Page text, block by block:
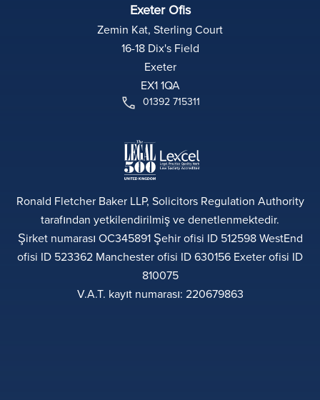
Exeter Ofis
Zemin Kat, Sterling Court
16-18 Dix's Field
Exeter
EX1 1QA
01392 715311
Ronald Fletcher Baker LLP, Solicitors Regulation Authority
tarafından yetkilendirilmiş ve denetlenmektedir.
Şirket numarası OC345891 Şehir ofisi ID 512598 WestEnd
ofisi ID 523362 Manchester ofisi ID 630156 Exeter ofisi ID
810075
V.A.T. kayıt numarası: 220679863